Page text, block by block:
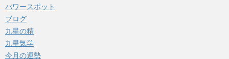
パワースポット
ブログ
九星の精
九星気学
今月の運勢